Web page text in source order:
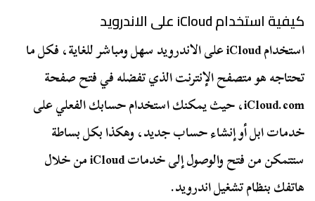
كيفية استخدام iCloud على الاندرويد
استخدام iCloud على الاندرويد سهل ومباشر للغاية، فكل ما
تحتاجه هو متصفح الإنترنت الذي تفضله في فتح صفحة
iCloud.com، حيث يمكنك استخدام حسابك الفعلي على
خدمات ابل أو إنشاء حساب جديد، وهكذا بكل بساطة
ستتمكن من فتح والوصول إلى خدمات iCloud من خلال
هاتفك بنظام تشغيل اندرويد.